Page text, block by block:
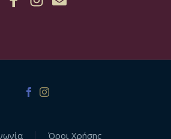
Όροι Χρήσης